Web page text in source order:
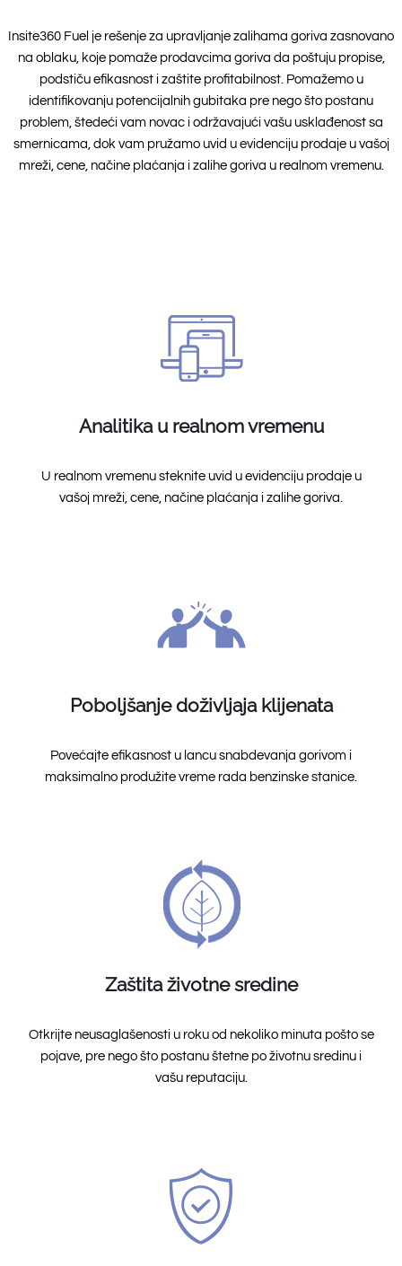
Insite360 Fuel je rešenje za upravljanje zalihama goriva zasnovano
na oblaku, koje pomaže prodavcima goriva da poštuju propise,
podstiču efikasnost i zaštite profitabilnost. Pomažemo u
identifikovanju potencijalnih gubitaka pre nego što postanu
problem, štedeći vam novac i održavajući vašu usklađenost sa
smernicama, dok vam pružamo uvid u evidenciju prodaje u vašoj
mreži, cene, načine plaćanja i zalihe goriva u realnom vremenu.
Analitika u realnom vremenu
U realnom vremenu steknite uvid u evidenciju prodaje u
vašoj mreži, cene, načine plaćanja i zalihe goriva.
Poboljšanje doživljaja klijenata
Povećajte efikasnost u lancu snabdevanja gorivom i
maksimalno produžite vreme rada benzinske stanice.
Zaštita životne sredine
Otkrijte neusaglašenosti u roku od nekoliko minuta pošto se
pojave, pre nego što postanu štetne po životnu sredinu i
vašu reputaciju.